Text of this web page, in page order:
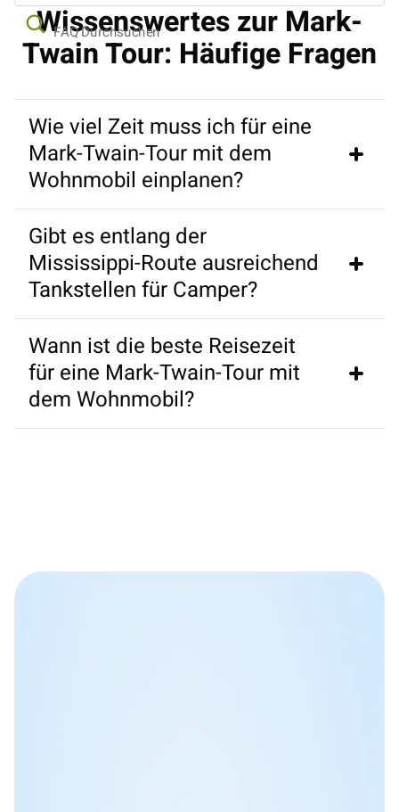
FAQ Durchsuchen
Wissenswertes zur Mark-
Twain Tour: Häufige Fragen
Wie viel Zeit muss ich für eine
Mark-Twain-Tour mit dem
Wohnmobil einplanen?
Für die rund 3000 Kilometer lange Route von
Minneapolis nach New Orleans sollten Sie
mindestens drei Wochen einplanen
Gibt es entlang der
Mississippi-Route ausreichend
Tankstellen für Camper?
Ja, da die Route durch gut besiedelte Bundesstaaten
des Mittleren Westens und Südens führt, ist das
Tankstellennetz hervorragend ausgebaut.
Wann ist die beste Reisezeit
für eine Mark-Twain-Tour mit
dem Wohnmobil?